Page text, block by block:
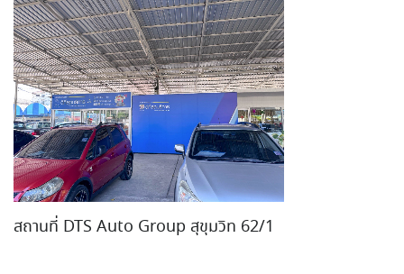
สถานที่ DTS Auto Group สุขุมวิท 62/1